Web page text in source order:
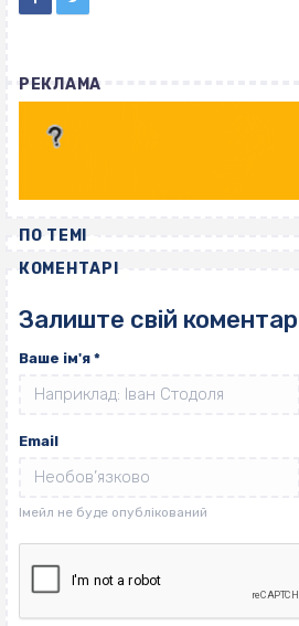
РЕКЛАМА
ПО ТЕМІ
КОМЕНТАРІ
Залиште свій коментар
Ваше ім'я *
Email